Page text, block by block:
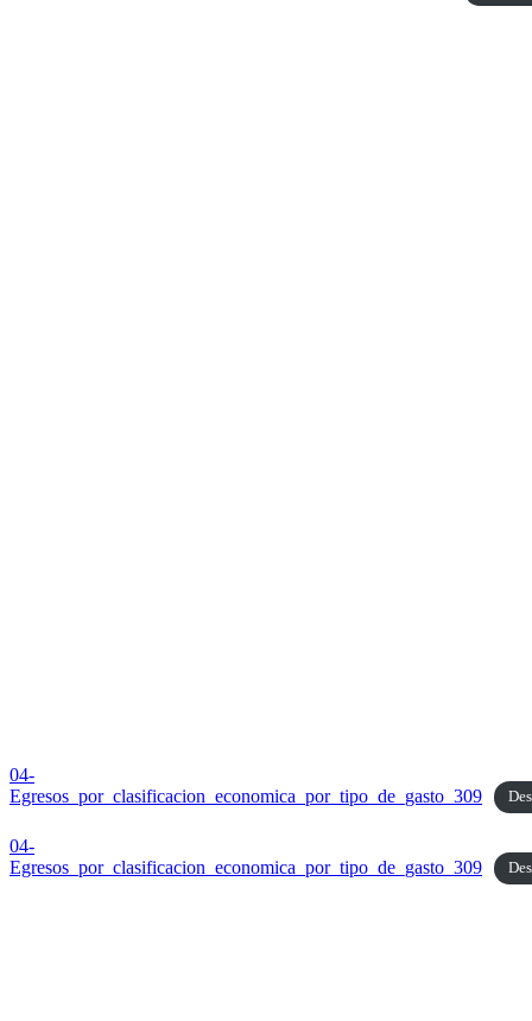
04-
Egresos_por_clasificacion_economica_por_tipo_de_gasto_309
04-
Egresos_por_clasificacion_economica_por_tipo_de_gasto_309